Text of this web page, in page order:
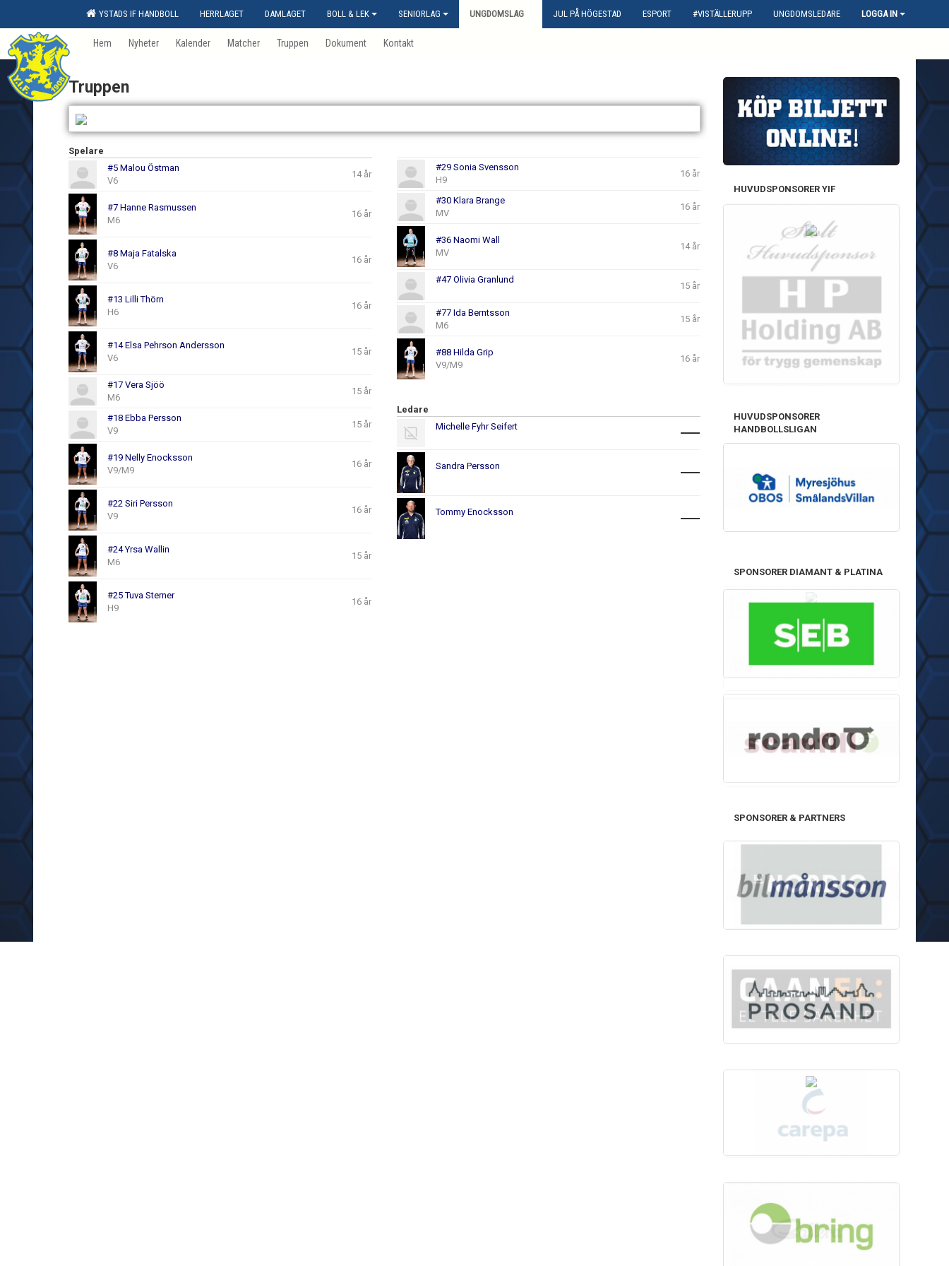
YSTADS IF HANDBOLL HERRLAGET DAMLAGET BOLL & LEK SENIORLAG UNGDOMSLAG JUL PÅ HÖGESTAD ESPORT #VISTÄLLERUPP UNGDOMSLEDARE LOGGA IN
Hem Nyheter Kalender Matcher Truppen Dokument Kontakt
Truppen
Spelare
#5 Malou Östman
V6
14 år
#7 Hanne Rasmussen
M6
16 år
#8 Maja Fatalska
V6
16 år
#13 Lilli Thörn
H6
16 år
#14 Elsa Pehrson Andersson
V6
15 år
#17 Vera Sjöö
M6
15 år
#18 Ebba Persson
V9
15 år
#19 Nelly Enocksson
V9/M9
16 år
#22 Siri Persson
V9
16 år
#24 Yrsa Wallin
M6
15 år
#25 Tuva Sterner
H9
16 år
#29 Sonia Svensson
H9
16 år
#30 Klara Brange
MV
16 år
#36 Naomi Wall
MV
14 år
#47 Olivia Granlund
15 år
#77 Ida Berntsson
M6
15 år
#88 Hilda Grip
V9/M9
16 år
Ledare
Michelle Fyhr Seifert
Sandra Persson
Tommy Enocksson
HUVUDSPONSORER YIF
HUVUDSPONSORER
HANDBOLLSLIGAN
SPONSORER DIAMANT & PLATINA
SPONSORER & PARTNERS